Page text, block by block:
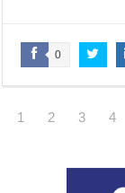
0
1 2 3 4